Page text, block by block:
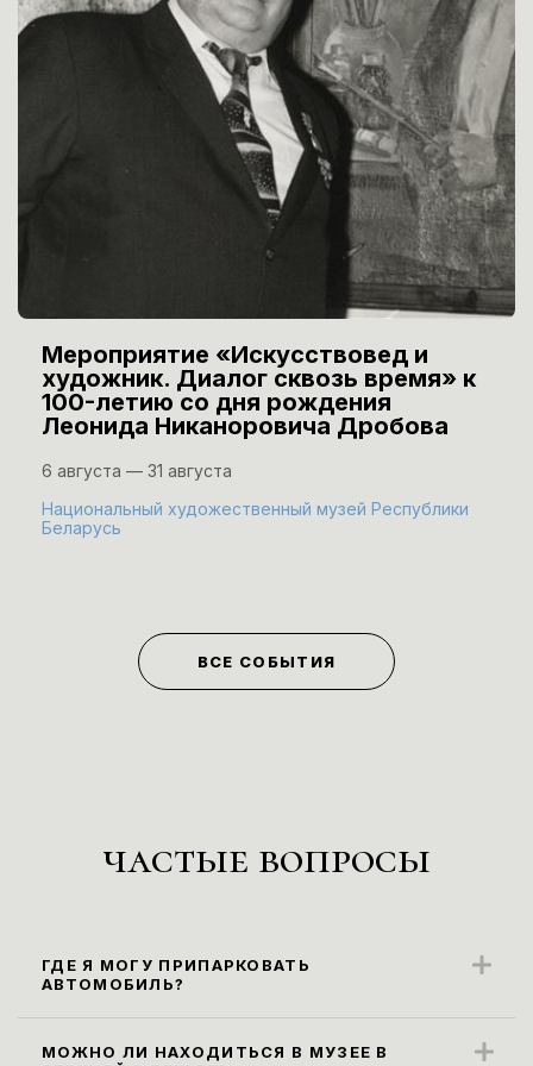
Мероприятие «Искусствовед и
художник. Диалог сквозь время» к
100-летию со дня рождения
Леонида Никаноровича Дробова
6 августа — 31 августа
Национальный художественный музей Республики
Беларусь
ВСЕ СОБЫТИЯ
частые вопросы
ГДЕ Я МОГУ ПРИПАРКОВАТЬ
АВТОМОБИЛЬ?
находятся вдоль ул. Карла Маркса
МОЖНО ЛИ НАХОДИТЬСЯ В МУЗЕЕ В